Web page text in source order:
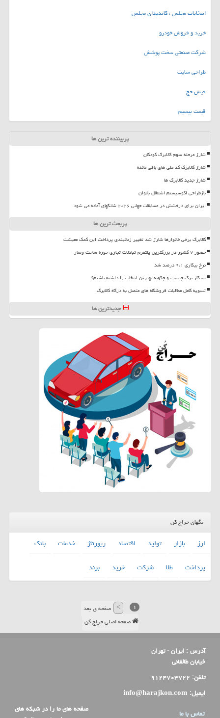
انتخابات مجلس ، کاندیدای مجلس
خرید و فروش خودرو
شرکت صنعتی سخت پوشش
طراحی سایت
فیش حج
قیمت بیسیم
پربیننده ترین ها
شارژ مرحله سوم کالابرگ کودکان
شارژ کالابرگ کد ملی های باقی مانده
شارژ جدید کالابرگ ها
بازطراحی اکوسیستم اشتغال بانوان
ایران برای درخشش در مسابقات جهانی ۲۰۲۶ شانگهای آماده می شود
پربحث ترین ها
کالابرگ برخی خانوارها شارژ شد تغییر زمانبندی پرداخت این کمک معیشت
حضور ۷ کشور در بزرگترین پلتفرم تبادلات تجاری حوزه ساخت وساز
نرخ بیکاری ۹،۱ درصد شد
سیگار برگ چیست و چگونه بهترین انتخاب را داشته باشیم؟
تسویه کامل مطالبات فروشگاه های متصل به درگاه کالابرگ
جدیدترین ها
تگهای حراج کن
ارز بازار تولید اقتصاد رپورتاژ خدمات
بانك
پرداخت
طلا شركت خرید برند
۱ > صفحه ی بعد
صفحه اصلی حراج کن
آدرس : ایران - تهران
خیابان طالقانی
تلفن: ۹۱۲۴۷۰۳۷۲۲
ایمیل: info@harajkon.com
تماس با ما
صفحه های ما را در شبکه های